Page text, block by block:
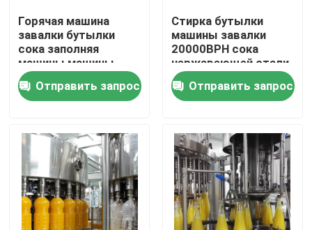
Свяжитесь мы
Новости
Спросите цитату
машина завалки сока
Автоматическая машина завалки масла
Горячая машина
завалки бутылки
сока заполняя
машины машины
завалки сока
12000BPH горячая
горячая
Отправить запрос
Стирка бутылки
машины завалки
20000BPH сока
нержавеющей стали
316
Отправить запрос